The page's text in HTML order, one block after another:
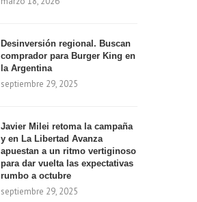
Desinversión regional. Buscan
comprador para Burger King en
la Argentina
septiembre 29, 2025
Javier Milei retoma la campaña
y en La Libertad Avanza
apuestan a un ritmo vertiginoso
para dar vuelta las expectativas
rumbo a octubre
septiembre 29, 2025